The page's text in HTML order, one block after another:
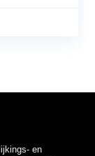
band
en